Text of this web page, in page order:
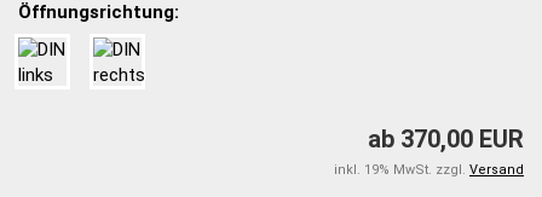
Öffnungsrichtung:
ab 370,00 EUR
inkl. 19% MwSt. zzgl. Versand